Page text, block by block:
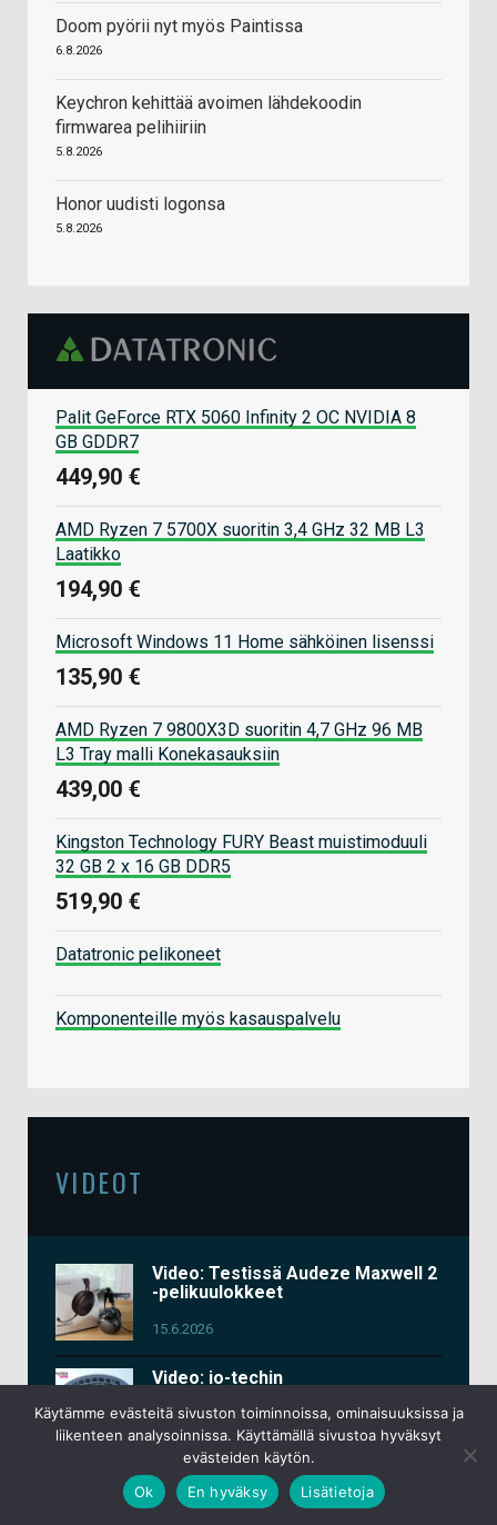
Doom pyörii nyt myös Paintissa
6.8.2026
Keychron kehittää avoimen lähdekoodin
firmwarea pelihiiriin
5.8.2026
Honor uudisti logonsa
5.8.2026
Palit GeForce RTX 5060 Infinity 2 OC NVIDIA 8
GB GDDR7
449,90 €
AMD Ryzen 7 5700X suoritin 3,4 GHz 32 MB L3
Laatikko
194,90 €
Microsoft Windows 11 Home sähköinen lisenssi
135,90 €
AMD Ryzen 7 9800X3D suoritin 4,7 GHz 96 MB
L3 Tray malli Konekasauksiin
439,00 €
Kingston Technology FURY Beast muistimoduuli
32 GB 2 x 16 GB DDR5
519,90 €
Datatronic pelikoneet
Komponenteille myös kasauspalvelu
VIDEOT
Video: Testissä Audeze Maxwell 2
-pelikuulokkeet
15.6.2026
Video: io-techin
2026 -tapahtumasta
3.6.2026
Video: Testissä Keychron K2 HE
Käytämme evästeitä sivuston toiminnoissa, ominaisuuksissa ja
liikenteen analysoinnissa. Käyttämällä sivustoa hyväksyt
evästeiden käytön.
Ok
En hyväksy Lisätietoja